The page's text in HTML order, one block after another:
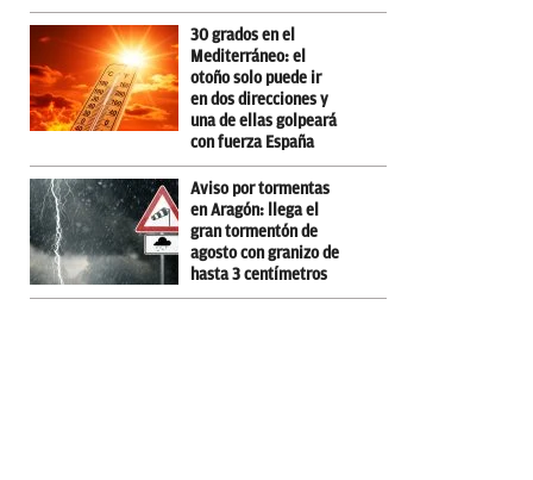
30 grados en el
Mediterráneo: el
otoño solo puede ir
en dos direcciones y
una de ellas golpeará
con fuerza España
Aviso por tormentas
en Aragón: llega el
gran tormentón de
agosto con granizo de
hasta 3 centímetros